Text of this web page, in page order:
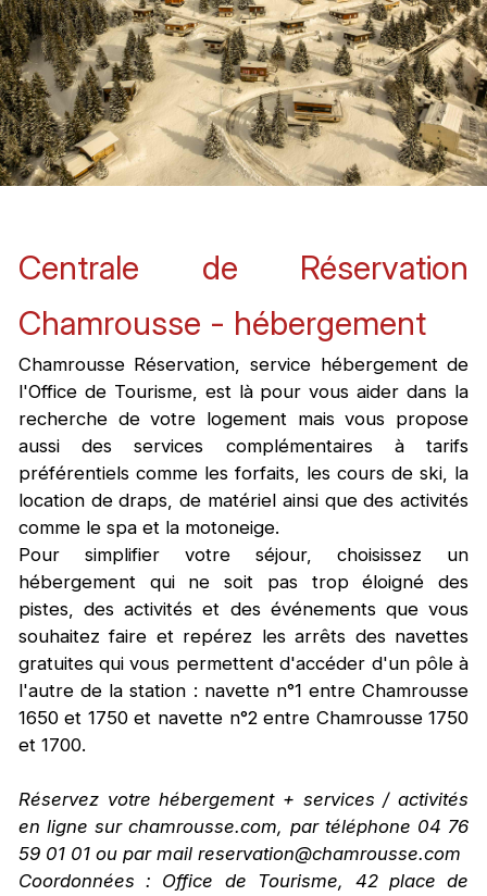
Centrale de Réservation
Chamrousse - hébergement
Chamrousse Réservation, service hébergement de
l'Office de Tourisme, est là pour vous aider dans la
recherche de votre logement mais vous propose
aussi des services complémentaires à tarifs
préférentiels comme les forfaits, les cours de ski, la
location de draps, de matériel ainsi que des activités
comme le spa et la motoneige.
Pour simplifier votre séjour, choisissez un
hébergement qui ne soit pas trop éloigné des
pistes, des activités et des événements que vous
souhaitez faire et repérez les arrêts des navettes
gratuites qui vous permettent d'accéder d'un pôle à
l'autre de la station : navette n°1 entre Chamrousse
1650 et 1750 et navette n°2 entre Chamrousse 1750
et 1700.
Réservez votre hébergement + services / activités
en ligne sur chamrousse.com, par téléphone 04 76
59 01 01 ou par mail reservation@chamrousse.com
Coordonnées : Office de Tourisme, 42 place de